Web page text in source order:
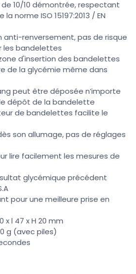
10/10 démontrée, respectant
norme ISO 15197:2013 / EN
anti-renversement, pas de risque
les bandelettes
d'insertion des bandelettes
de la glycémie même dans
peut être déposée n’importe
dépôt de la bandelette
de bandelettes facilite le
son allumage, pas de réglages
lire facilement les mesures de
glycémique précédent
pour une meilleure prise en
x l 47 x H 20 mm
g (avec piles)